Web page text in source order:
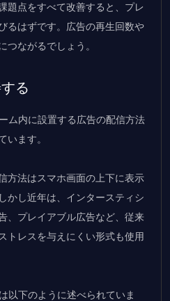
題点をすべて改善すると、プレ
るはずです。広告の再生回数や
つながるでしょう。
る
ム内に設置する広告の配信方法
います。
方法はスマホ画面の上下に表示
かし近年は、インタースティシ
、プレイアブル広告など、従来
トレスを与えにくい形式も使用
以下のように述べられていま